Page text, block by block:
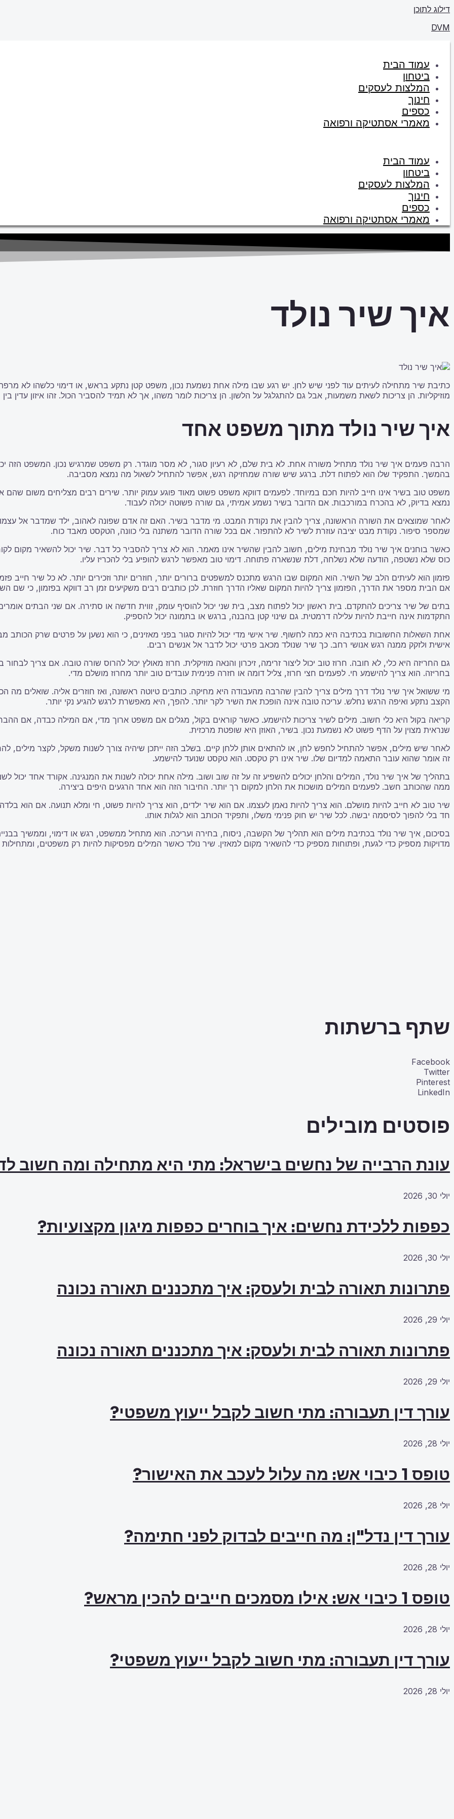
דילוג לתוכן
DVM
עמוד הבית
ביטחון
המלצות לעסקים
חינוך
כספים
מאמרי אסתטיקה ורפואה
עמוד הבית
ביטחון
המלצות לעסקים
חינוך
כספים
מאמרי אסתטיקה ורפואה
איך שיר נולד
כתיבת שיר מתחילה לעיתים עוד לפני שיש לחן. יש רגע שבו מילה אחת נשמעת נכון, משפט קטן נתקע בראש, או דימוי כלשהו לא
מוזיקליות. הן צריכות לשאת משמעות, אבל גם להתגלגל על הלשון. הן צריכות לומר משהו, אך לא תמיד להסביר הכול. זהו איזון עדין
איך שיר נולד מתוך משפט אחד
הרבה פעמים איך שיר נולד מתחיל משורה אחת. לא בית שלם, לא רעיון סגור, לא מסר מוגדר. רק משפט שמרגיש נכון. המשפט הזה
בהמשך. התפקיד שלו הוא לפתוח דלת. ברגע שיש שורה שמחזיקה רגש, אפשר להתחיל לשאול מה נמצא מסביבה.
משפט טוב בשיר אינו חייב להיות חכם במיוחד. לפעמים דווקא משפט פשוט מאוד פוגע עמוק יותר. שירים רבים מצליחים משום
נמצא בדיוק, לא בהכרח במורכבות. אם הדובר בשיר נשמע אמיתי, גם שורה פשוטה יכולה לעבוד.
לאחר שמוצאים את השורה הראשונה, צריך להבין את נקודת המבט. מי מדבר בשיר. האם זה אדם שפונה לאהוב, ילד שמדבר אל
שמספר סיפור. נקודת מבט יציבה עוזרת לשיר לא להתפזר. אם בכל שורה הדובר משתנה בלי כוונה, הטקסט מאבד כוח.
כאשר בוחנים איך שיר נולד מבחינת מילים, חשוב להבין שהשיר אינו מאמר. הוא לא צריך להסביר כל דבר. שיר יכול להשאיר מקום
כוס שלא נשטפה, הודעה שלא נשלחה, דלת שנשארה פתוחה. דימוי טוב מאפשר לרגש להופיע בלי להכריז עליו.
פזמון הוא לעיתים הלב של השיר. הוא המקום שבו הרגש מתכנס למשפטים ברורים יותר, חוזרים יותר וזכירים יותר. לא כל שיר חייב
אם הבית מספר את הדרך, הפזמון צריך להיות המקום שאליו הדרך חוזרת. לכן כותבים רבים משקיעים זמן רב דווקא בפזמון, כי שם
בתים של שיר צריכים להתקדם. בית ראשון יכול לפתוח מצב, בית שני יכול להוסיף עומק, זווית חדשה או סתירה. אם שני הבתים
התקדמות אינה חייבת להיות עלילה דרמטית. גם שינוי קטן בהבנה, ברגש או בתמונה יכול להספיק.
אחת השאלות החשובות בכתיבה היא כמה לחשוף. שיר אישי מדי יכול להיות סגור בפני מאזינים, כי הוא נשען על פרטים שרק הכותב
אישית ולזקק ממנה רגש אנושי רחב. כך שיר שנולד מכאב פרטי יכול לדבר אל אנשים רבים.
גם החריזה היא כלי, לא חובה. חרוז טוב יכול ליצור זרימה, זיכרון והנאה מוזיקלית. חרוז מאולץ יכול להרוס שורה טובה. אם צריך
בחריזה. הוא צריך להישמע חי. לפעמים חצי חרוז, צליל דומה או חזרה פנימית עובדים טוב יותר מחרוז מושלם מדי.
מי ששואל איך שיר נולד דרך מילים צריך להבין שהרבה מהעבודה היא מחיקה. כותבים טיוטה ראשונה, ואז חוזרים אליה. שואלים
הקצב נתקע ואיפה הרגש נחלש. עריכה טובה אינה הופכת את השיר לקר יותר. להפך, היא מאפשרת לרגש להגיע נקי יותר.
קריאה בקול היא כלי חשוב. מילים לשיר צריכות להישמע. כאשר קוראים בקול, מגלים אם משפט ארוך מדי, אם המילה כבדה, אם
שנראית מצוין על הדף פשוט לא נשמעת נכון. בשיר, האוזן היא שופטת מרכזית.
לאחר שיש מילים, אפשר להתחיל לחפש לחן, או להתאים אותן ללחן קיים. בשלב הזה ייתכן שיהיה צורך לשנות משקל, לקצר מילים,
זה אומר שהוא עובר התאמה למדיום שלו. שיר אינו רק טקסט. הוא טקסט שנועד להישמע.
בתהליך של איך שיר נולד, המילים והלחן יכולים להשפיע זה על זה שוב ושוב. מילה אחת יכולה לשנות את המנגינה. אקורד אחד
ממה שהכותב חשב. לפעמים המילים מושכות את הלחן למקום רך יותר. החיבור הזה הוא אחד הרגעים היפים ביצירה.
שיר טוב לא חייב להיות מושלם. הוא צריך להיות נאמן לעצמו. אם הוא שיר ילדים, הוא צריך להיות פשוט, חי ומלא תנועה. אם הוא
חד בלי להפוך לסיסמה יבשה. לכל שיר יש חוק פנימי משלו, ותפקיד הכותב הוא לגלות אותו.
בסיכום, איך שיר נולד בכתיבת מילים הוא תהליך של הקשבה, ניסוח, בחירה ועריכה. הוא מתחיל ממשפט, רגש או דימוי, וממשיך
מדויקות מספיק כדי לגעת, ופתוחות מספיק כדי להשאיר מקום למאזין. שיר נולד כאשר המילים מפסיקות להיות רק משפטים,
שתף ברשתות
Facebook
Twitter
Pinterest
LinkedIn
פוסטים מובילים
עונת הרבייה של נחשים בישראל: מתי היא מתחילה ומה חשוב
יולי 30, 2026
כפפות ללכידת נחשים: איך בוחרים כפפות מיגון מקצועיות?
יולי 30, 2026
פתרונות תאורה לבית ולעסק: איך מתכננים תאורה נכונה
יולי 29, 2026
פתרונות תאורה לבית ולעסק: איך מתכננים תאורה נכונה
יולי 29, 2026
עורך דין תעבורה: מתי חשוב לקבל ייעוץ משפטי?
יולי 28, 2026
טופס 1 כיבוי אש: מה עלול לעכב את האישור?
יולי 28, 2026
עורך דין נדל"ן: מה חייבים לבדוק לפני חתימה?
יולי 28, 2026
טופס 1 כיבוי אש: אילו מסמכים חייבים להכין מראש?
יולי 28, 2026
עורך דין תעבורה: מתי חשוב לקבל ייעוץ משפטי?
יולי 28, 2026